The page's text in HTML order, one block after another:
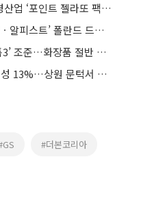
엔제리너스 ‘엔제린밸런스’ㆍ애경산업 ‘포인트 젤라또 팩 클렌저’ 외
애경산업, 헤어 브랜드 ‘시카라보ㆍ알피스트’ 폴란드 드럭스토어 입점
애경산업, 태광 편입 후 ‘K뷰티 톱3’ 조준…화장품 절반 매출에 사활
美 클래리티 법안 연내 통과 가능성 13%…상원 문턱서 제동
#더본코리아